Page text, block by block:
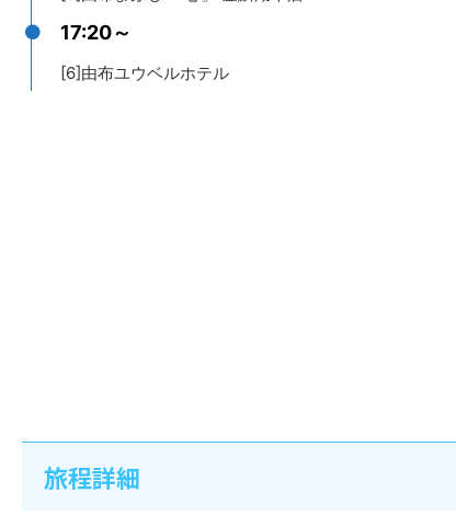
17:20～
[6]由布ユウベルホテル
旅程詳細